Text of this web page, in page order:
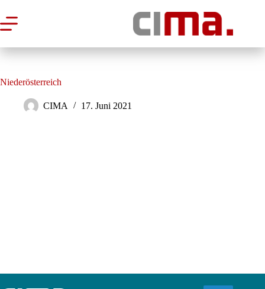
Inhalt
springen
Niederösterreich
CIMA 17. Juni 2021